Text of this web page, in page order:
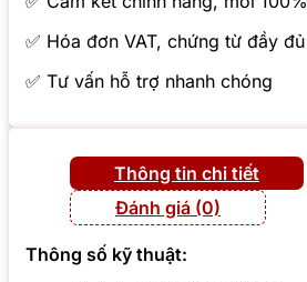
✅ Hóa đơn VAT, chứng từ đầy đủ
✅ Tư vấn hỗ trợ nhanh chóng
Thông tin chi tiết
Đánh giá (0)
Thông số kỹ thuật: